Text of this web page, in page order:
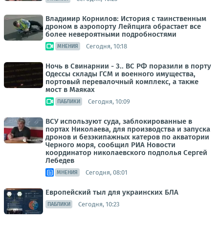
Владимир Корнилов: История с таинственным
дроном в аэропорту Лейпцига обрастает все
более невероятными подробностями
МНЕНИЯ Сегодня, 10:18
Ночь в Свинарнии - 3.. ВС РФ поразили в порту
Одессы склады ГСМ и военного имущества,
портовый перевалочный комплекс, а также
мост в Маяках
ПАБЛИКИ Сегодня, 10:09
ВСУ используют суда, заблокированные в
портах Николаева, для производства и запуска
дронов и безэкипажных катеров по акватории
Черного моря, сообщил РИА Новости
координатор николаевского подполья Сергей
Лебедев
МНЕНИЯ Сегодня, 08:01
Европейский тыл для украинских БЛА
ПАБЛИКИ Сегодня, 10:23